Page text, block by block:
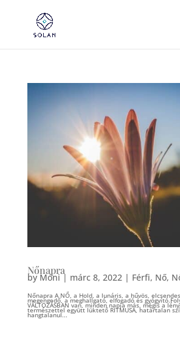
Nőnapra
byMóni| márc 8, 2022 | Férfi, Nő,
Nőnapra A NŐ, a Hold, a lunáris, a hűvös,
megengedő, a meghallgató, elfogadó és
VÁLTOZÁSBAN van, minden napja más, mégis a
természettel együtt lüktető RITMUSA, határtalan
hangtalanul...